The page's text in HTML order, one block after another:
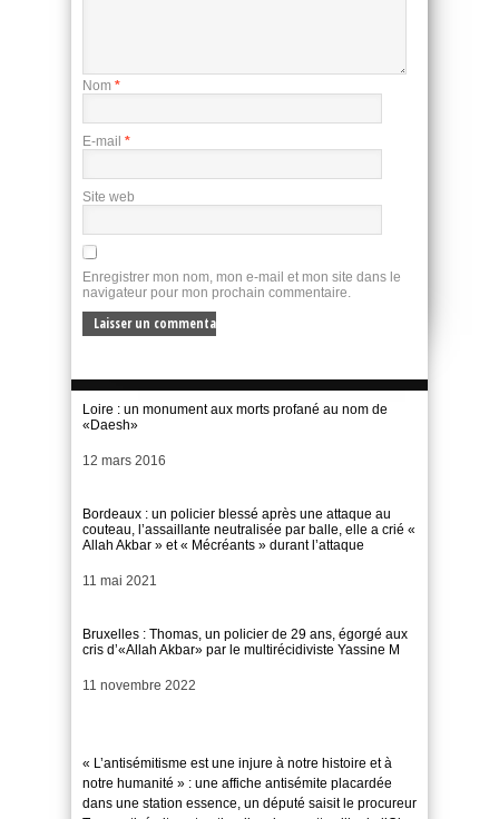
Nom *
E-mail *
Site web
Enregistrer mon nom, mon e-mail et mon site dans le
navigateur pour mon prochain commentaire.
Loire : un monument aux morts profané au nom de
«Daesh»
Date
12 mars 2016
Bordeaux : un policier blessé après une attaque au
couteau, l’assaillante neutralisée par balle, elle a crié «
Allah Akbar » et « Mécréants » durant l’attaque
Date
11 mai 2021
Bruxelles : Thomas, un policier de 29 ans, égorgé aux
cris d’«Allah Akbar» par le multirécidiviste Yassine M
Date
11 novembre 2022
« L’antisémitisme est une injure à notre histoire et à
notre humanité » : une affiche antisémite placardée
dans une station essence, un député saisit le procureur